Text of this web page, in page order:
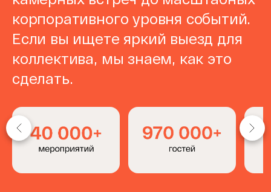
корпоративного уровня событий.
Если вы ищете яркий выезд для
коллектива, мы знаем, как это
сделать.